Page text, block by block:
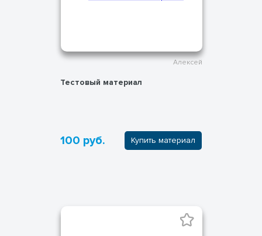
Алексей
Тестовый материал
100 руб. Купить материал